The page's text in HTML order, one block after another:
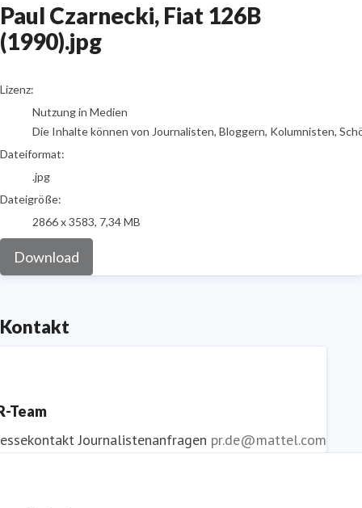
Paul Czarnecki, Fiat 126B
(1990).jpg
go to media item
Lizenz:
Nutzung in Medien
Die Inhalte können von Journalisten, Bloggern, Kolumnisten,
Dateiformat:
.jpg
Dateigröße:
2866 x 3583, 7,34 MB
Download
Kontakt
Team
Journalistenanfragen pr.de@mattel.com